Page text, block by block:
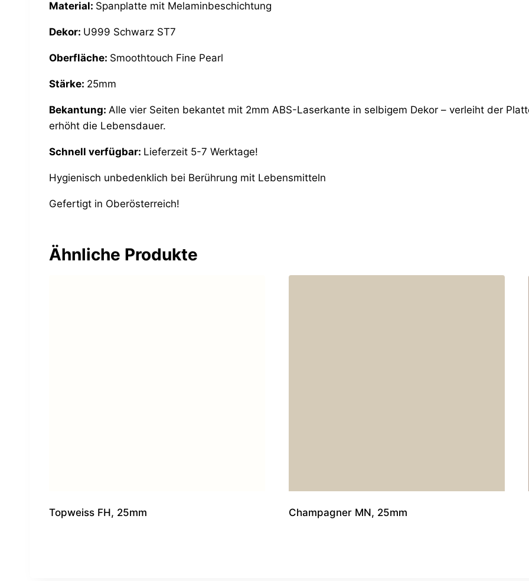
Material: Spanplatte mit Melaminbeschichtung
Dekor: U999 Schwarz ST7
Oberfläche: Smoothtouch Fine Pearl
Stärke: 25mm
Bekantung: Alle vier Seiten bekantet mit 2mm ABS-Laserkante in selbigem Dekor – verleiht der
erhöht die Lebensdauer.
Schnell verfügbar: Lieferzeit 5-7 Werktage!
Hygienisch unbedenklich bei Berührung mit Lebensmitteln
Gefertigt in Oberösterreich!
Ähnliche Produkte
Topweiss FH, 25mm Champagner MN, 25mm